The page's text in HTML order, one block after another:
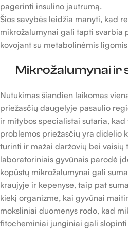
pagerinti insulino jautrumą.
Šios savybės leidžia manyti, kad
mikrožalumynai gali tapti svarbia
kovojant su metabolinėmis
Mikrožalumynai ir
Nutukimas šiandien laikomas
priežasčių daugelyje pasaulio
ir mitybos specialistai sutaria,
problemos priežasčių yra didelio
turinti ir mažai daržovių bei vaisių
laboratoriniais gyvūnais parodė
kopūstų mikrožalumynai gali
kraujyje ir kepenyse, taip pat
kiekį organizme, kai gyvūnai
moksliniai duomenys rodo, kad
fitocheminiai junginiai gali